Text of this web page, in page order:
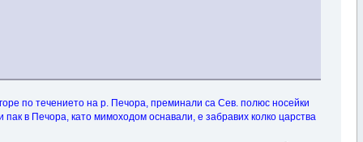
по течението на р. Печора, преминали са Сев. полюс носейки
в Печора, като мимоходом оснавали, е забравих колко царства